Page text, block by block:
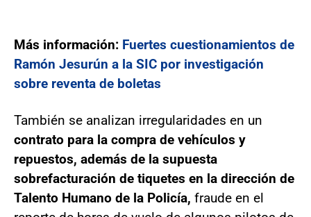
Más información: Fuertes cuestionamientos de
Ramón Jesurún a la SIC por investigación
sobre reventa de boletas
También se analizan irregularidades en un
contrato para la compra de vehículos y
repuestos, además de la supuesta
sobrefacturación de tiquetes en la dirección de
Talento Humano de la Policía, fraude en el